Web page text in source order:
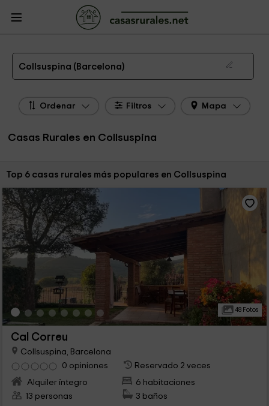
Casas Rurales
Barcelona
Casas Rurales Collsuspina
Las 6 mejores casas rurales en Collsuspina de 2026
Collsuspina (Barcelona)
Ordenar Filtros Mapa
Casas Rurales en Collsuspina
Ordenar por:
Top 6 casas rurales más populares en Collsuspina
48 Fotos
Cal Correu
Collsuspina, Barcelona
0 opiniones
Reservado 2 veces
Alquiler íntegro
6 habitaciones
13 personas
3 baños